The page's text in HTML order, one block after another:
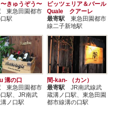
きゅうぞう〜
東急田園都市
駅
ピッツェリア＆バール
Quale クアーレ
最寄駅 東急田園都市
線二子新地駅
溝の口
東急田園都市
駅、JR南武
ノ口駅
間-kan- （カン）
最寄駅 JR南武線武
蔵溝ノ口駅、東急田園
都市線溝の口駅